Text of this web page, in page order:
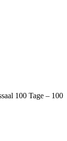
100 Tage – 100